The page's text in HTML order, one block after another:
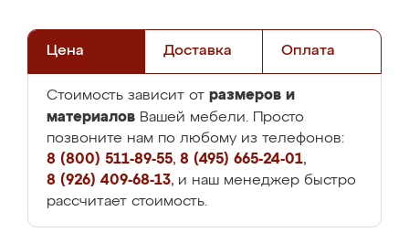
Цена Доставка Оплата
Стоимость зависит от размеров и
материалов Вашей мебели. Просто
позвоните нам по любому из телефонов:
8 (800) 511-89-55, 8 (495) 665-24-01,
8 (926) 409-68-13, и наш менеджер быстро
рассчитает стоимость.